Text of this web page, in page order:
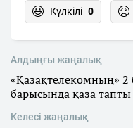
Күлкілі 0
Алдыңғы жаңалық
«Қазақтелекомның»
барысында қаза тапты
Келесі жаңалық